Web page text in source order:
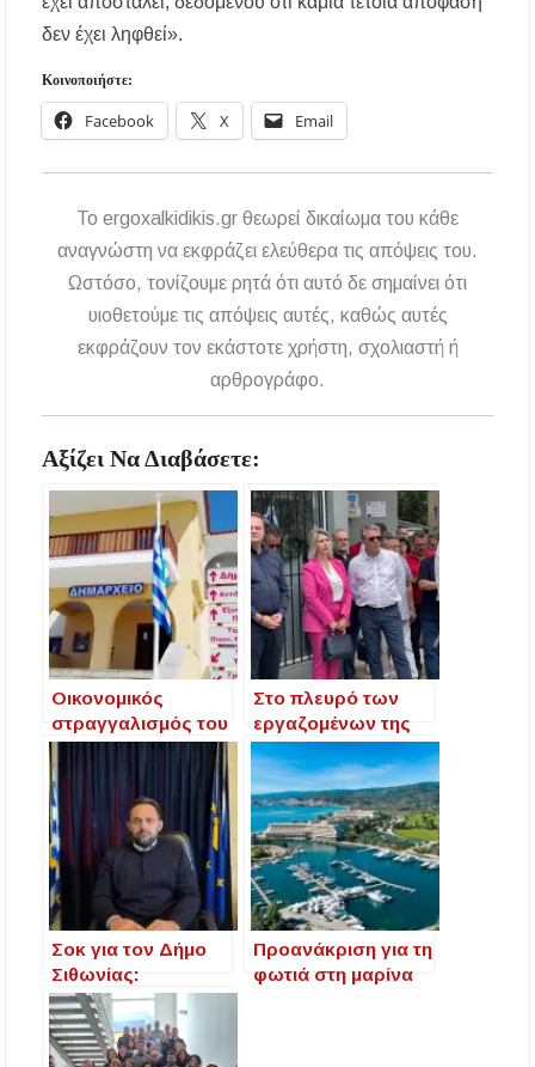
δεν έχει ληφθεί».
Κοινοποιήστε:
Facebook X Email
To ergoxalkidikis.gr θεωρεί δικαίωμα του κάθε
αναγνώστη να εκφράζει ελεύθερα τις απόψεις του.
Ωστόσο, τονίζουμε ρητά ότι αυτό δε σημαίνει ότι
υιοθετούμε τις απόψεις αυτές, καθώς αυτές
εκφράζουν τον εκάστοτε χρήστη, σχολιαστή ή
αρθρογράφο.
Αξίζει Να Διαβάσετε:
Οικονομικός
στραγγαλισμός του
Δήμου Σιθωνίας
από την διοίκηση
του Πόρτο Καρράς
– Κινητοποιήσεις
και λαϊκή
συνέλευση
Στο πλευρό των
εργαζομένων της
ΔΟΥ Πολυγύρου
Διοίκηση και
Δημοτικό
Συμβούλιο
Σοκ για τον Δήμο
Σιθωνίας:
Κατασχετήριο
389.000 ευρώ από
το Πόρτο Καρράς
Προανάκριση για τη
φωτιά στη μαρίνα